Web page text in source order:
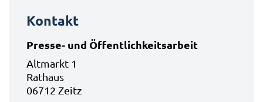
Kontakt
Presse- und Öffentlichkeitsarbeit
Altmarkt 1
Rathaus
06712 Zeitz